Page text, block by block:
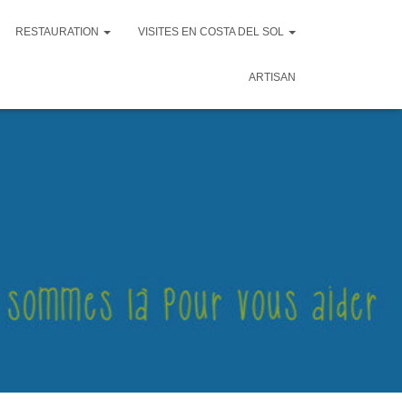
RESTAURATION VISITES EN COSTA DEL SOL
ARTISAN